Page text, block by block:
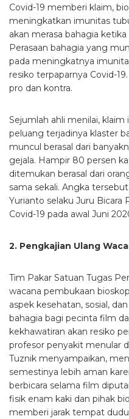
Covid-19 memberi klaim,
meningkatkan imunitas
akan merasa bahagia
Perasaan bahagia yang
pada meningkatnya
resiko terpaparnya Covid-
pro dan kontra.
Sejumlah ahli menilai,
peluang terjadinya klaster
muncul berasal dari
gejala. Hampir 80 persen
ditemukan berasal dari
sama sekali. Angka
Yurianto selaku Juru
Covid-19 pada awal Juni
2. Pengkajian Ulang
Tim Pakar Satuan Tugas
wacana pembukaan
aspek kesehatan, sosial,
bahagia bagi pecinta film
kekhawatiran akan resiko
profesor penyakit menular
Tuznik menyampaikan,
semestinya lebih aman
berbicara selama film
fisik enam kaki dan pihak
memberi jarak tempat